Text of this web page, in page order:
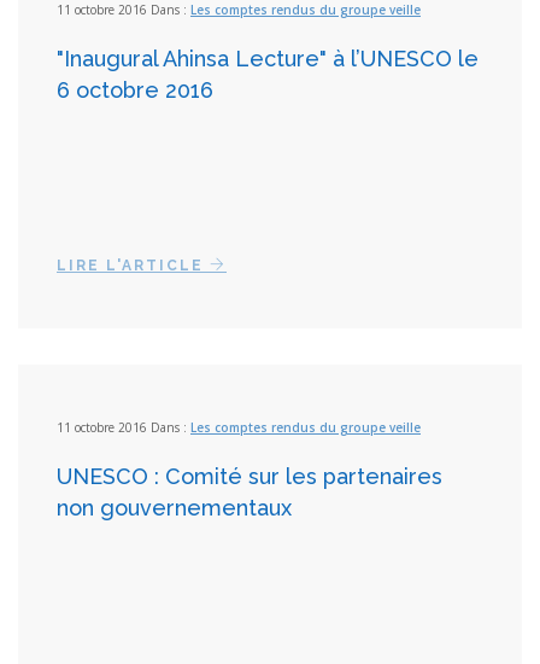
11 octobre 2016 Dans : Les comptes rendus du groupe veille
"Inaugural Ahinsa Lecture" à l’UNESCO le
6 octobre 2016
LIRE L'ARTICLE
11 octobre 2016 Dans : Les comptes rendus du groupe veille
UNESCO : Comité sur les partenaires
non gouvernementaux